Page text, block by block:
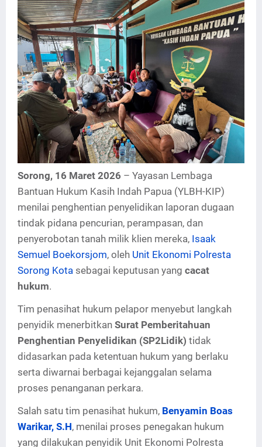
Sorong, 16 Maret 2026 – Yayasan Lembaga
Bantuan Hukum Kasih Indah Papua (YLBH-KIP)
menilai penghentian penyelidikan laporan dugaan
tindak pidana pencurian, perampasan, dan
penyerobotan tanah milik klien mereka, Isaak
Semuel Boekorsjom, oleh Unit Ekonomi Polresta
Sorong Kota sebagai keputusan yang cacat
hukum.
Tim penasihat hukum pelapor menyebut langkah
penyidik menerbitkan Surat Pemberitahuan
Penghentian Penyelidikan (SP2Lidik) tidak
didasarkan pada ketentuan hukum yang berlaku
serta diwarnai berbagai kejanggalan selama
proses penanganan perkara.
Salah satu tim penasihat hukum, Benyamin Boas
Warikar, S.H, menilai proses penegakan hukum
yang dilakukan penyidik Unit Ekonomi Polresta